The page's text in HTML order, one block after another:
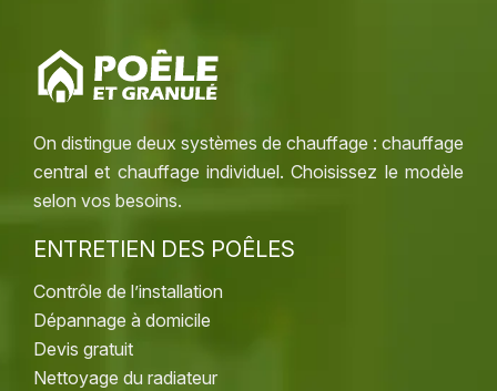
On distingue deux systèmes de chauffage : chauffage
central et chauffage individuel. Choisissez le modèle
selon vos besoins.
ENTRETIEN DES POÊLES
Contrôle de l’installation
Dépannage à domicile
Devis gratuit
Nettoyage du radiateur